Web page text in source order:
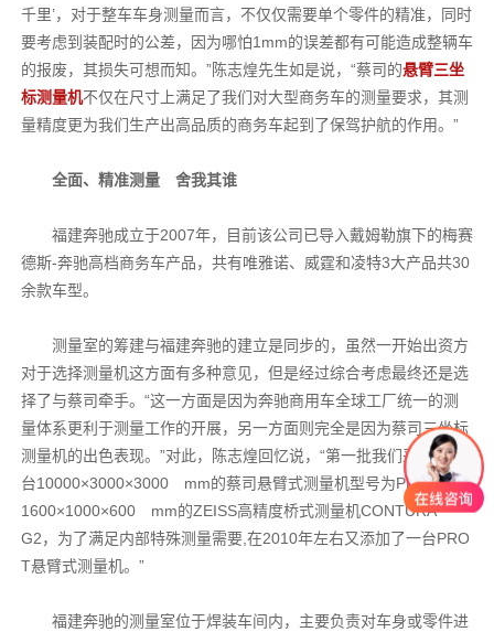
千里’，对于整车车身测量而言，不仅仅需要单个零件的精准，同时
要考虑到装配时的公差，因为哪怕1mm的误差都有可能造成整辆车
的报废，其损失可想而知。”陈志煌先生如是说，“蔡司的悬臂三坐
标测量机不仅在尺寸上满足了我们对大型商务车的测量要求，其测
量精度更为我们生产出高品质的商务车起到了保驾护航的作用。”
全面、精准测量 舍我其谁
福建奔驰成立于2007年，目前该公司已导入戴姆勒旗下的梅赛
德斯-奔驰高档商务车产品，共有唯雅诺、威霆和凌特3大产品共30
余款车型。
测量室的筹建与福建奔驰的建立是同步的，虽然一开始出资方
对于选择测量机这方面有多种意见，但是经过综合考虑最终还是选
择了与蔡司牵手。“这一方面是因为奔驰商用车全球工厂统一的测
量体系更利于测量工作的开展，另一方面则完全是因为蔡司三坐标
测量机的出色表现。”对此，陈志煌回忆说，“第一批我们采购了两
台10000×3000×3000 mm的蔡司悬臂式测量机型号为PRO以及
1600×1000×600 mm的ZEISS高精度桥式测量机CONTURA
G2，为了满足内部特殊测量需要,在2010年左右又添加了一台PRO
T悬臂式测量机。”
福建奔驰的测量室位于焊装车间内，主要负责对车身或零件进